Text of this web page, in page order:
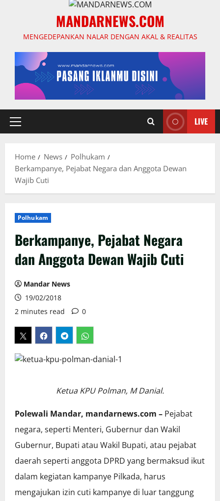
MANDARNEWS.COM
MENGEDEPANKAN NALAR DENGAN AKAL & REALITAS
Primary
LIVE
Home News
Polhukam
Berkampanye, Pejabat Negara dan Anggota Dewan
Wajib Cuti
Polhukam
Berkampanye, Pejabat Negara
dan Anggota Dewan Wajib Cuti
Mandar News
19/02/2018
2 minutes read
0
Ketua KPU Polman, M Danial.
Polewali Mandar, mandarnews.com – Pejabat
negara, seperti Menteri, Gubernur dan Wakil
Gubernur, Bupati atau Wakil Bupati, atau pejabat
daerah seperti anggota DPRD yang bermaksud ikut
dalam kegiatan kampanye Pilkada, harus
mengajukan izin cuti kampanye di luar tanggung